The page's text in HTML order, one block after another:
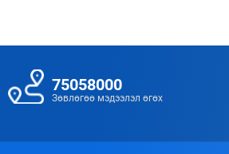
75058000
Зөвлөгөө мэдээлэл өгөх